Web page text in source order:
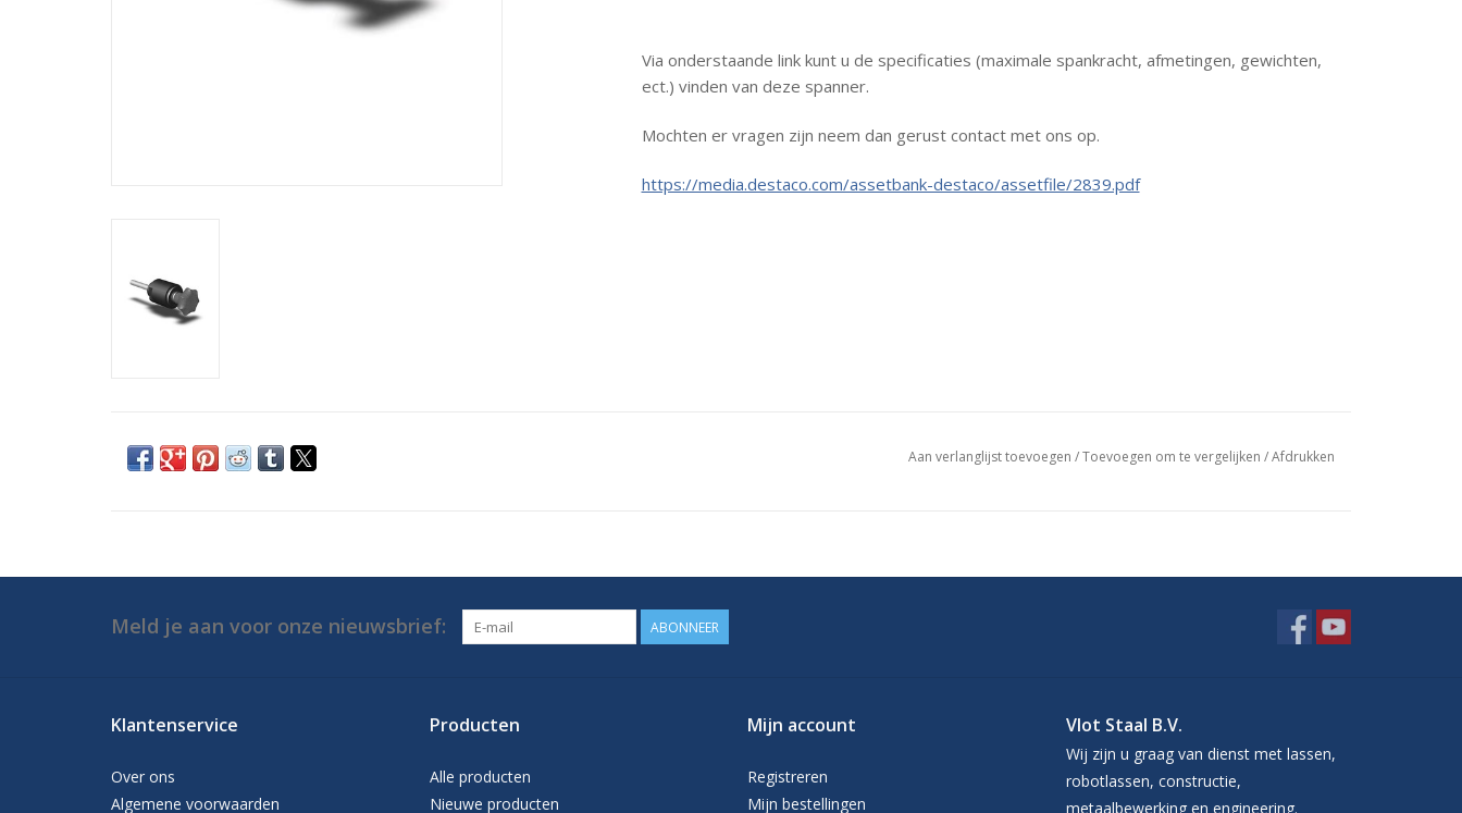
Via onderstaande link kunt u de specificaties (maximale spankracht, afmetingen, gewichten,
ect.) vinden van deze spanner.
Mochten er vragen zijn neem dan gerust contact met ons op.
https://media.destaco.com/assetbank-destaco/assetfile/2839.pdf
Aan verlanglijst toevoegen /Toevoegen om te vergelijken /Afdrukken
Meld je aan voor onze nieuwsbrief: ABONNEER
Klantenservice
Over ons
Algemene voorwaarden
Producten
Alle producten
Nieuwe producten
Mijn account
Registreren
Mijn bestellingen
Vlot Staal B.V.
Wij zijn u graag van dienst met lassen,
robotlassen, constructie,
metaalbewerking en engineering.